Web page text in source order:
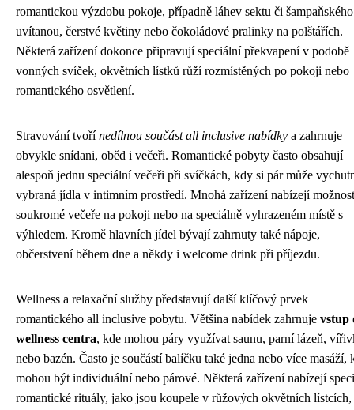
romantickou výzdobu pokoje, případně láhev sektu či
uvítanou, čerstvé květiny nebo čokoládové pralinky na polštářích.
Některá zařízení dokonce připravují speciální překvapení v podobě
vonných svíček, okvětních lístků růží rozmístěných po pokoji nebo
romantického osvětlení.
Stravování tvořínedílnou součást all inclusive nabídky a zahrnuje
obvykle snídani, oběd i večeři. Romantické pobyty často obsahují
alespoň jednu speciální večeři při svíčkách, kdy si pár může
vybraná jídla v intimním prostředí. Mnohá zařízení nabízejí možnost
soukromé večeře na pokoji nebo na speciálně vyhrazeném místě s
výhledem. Kromě hlavních jídel bývají zahrnuty také nápoje,
občerstvení během dne a někdy i welcome drink při příjezdu.
Wellness a relaxační služby představují další klíčový prvek
romantického all inclusive pobytu. Většina nabídek zahrnuje vstup
wellness centra, kde mohou páry využívat saunu, parní lázeň,
nebo bazén. Často je součástí balíčku také jedna nebo více masáží,
mohou být individuální nebo párové. Některá zařízení nabízejí
romantické rituály, jako jsou koupele v růžových okvětních lístcích,